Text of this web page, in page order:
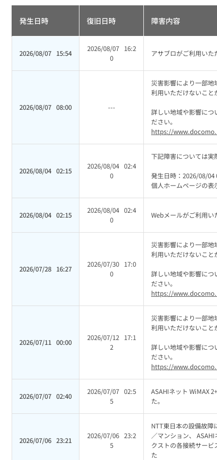
発生日時 復旧日時 障害内容
2026/08/07 15:54
2026/08/07
16:2
0
アサブロがご利用い
2026/08/07 08:00 ---
災害影響により一部地
利用いただけないこと
詳しい地域や影響につ
ださい。
https://
2026/08/04 02:15
2026/08/04 02:4
0
下記障害については
発生日時：2026/08/04
個人ホームページの
2026/08/04 02:15
2026/08/04 02:4
0
Webメールがご利用
2026/07/28 16:27
2026/07/30
17:0
0
災害影響により一部地
利用いただけないこと
詳しい地域や影響につ
ださい。
https://
2026/07/11 00:00
2026/07/12
17:1
2
災害影響により一部地
利用いただけないこと
詳しい地域や影響につ
ださい。
https://
2026/07/07 02:40
2026/07/07 02:5
5
ASAHIネット WiMAX
た。
2026/07/06 23:21
2026/07/06 23:2
5
NTT東日本の設備故
／マンション、
クストの各接続サー
た